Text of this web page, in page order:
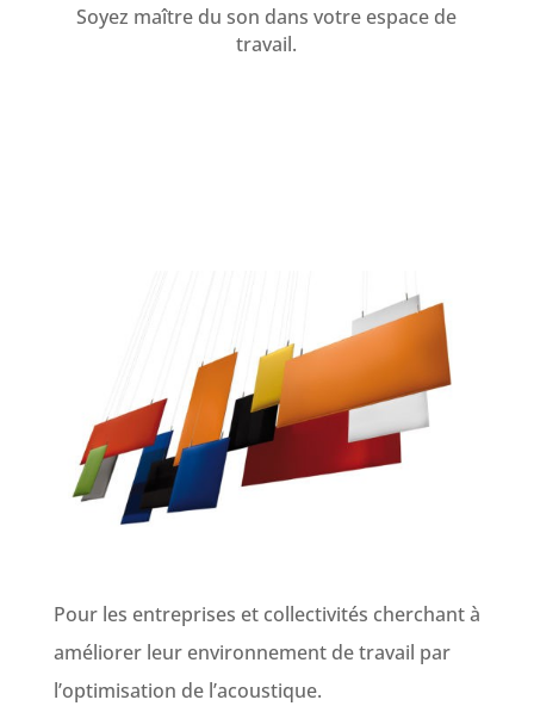
Soyez maître du son dans votre espace de
travail.
Pour les entreprises et collectivités cherchant à
améliorer leur environnement de travail par
l’optimisation de l’acoustique.